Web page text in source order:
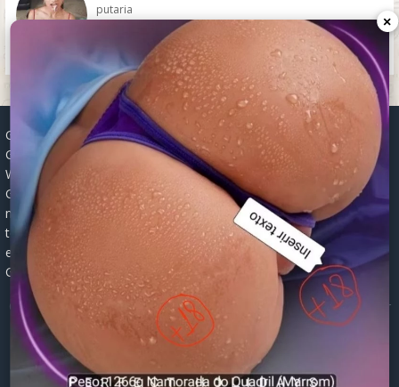
putaria
Grupos WhatsApp, Links de grupos, Entrar grupos WhatsApp,
Grupos de compra e venda, Links WhatsApp atualizados, Grupos
WhatsApp 2025, Links para grupos, Participar grupos WhatsApp,
Grupos ativos WhatsApp, Links gratuitos, Grupos WhatsApp
negócios, Links grupos Brasil, Grupos WhatsApp regionais, Grupos
temáticos WhatsApp, Links públicos WhatsApp, Grupos WhatsApp
empregos, Links grupos classificados, Divulgar grupos WhatsApp,
Grupos WhatsApp descontos, Grupos WhatsApp ofertas.
© 2026 -
Grupos de WhatsApp 2026: Links Atualizados para Entrar
nos Melhores Grupos
| Robots.txt
×